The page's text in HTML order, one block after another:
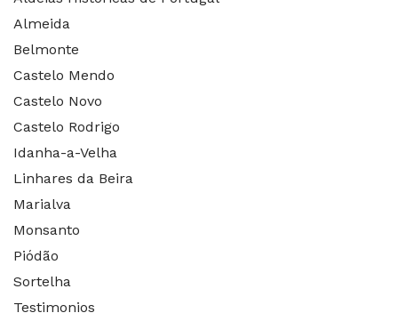
Almeida
Belmonte
Castelo Mendo
Castelo Novo
Castelo Rodrigo
Idanha-a-Velha
Linhares da Beira
Marialva
Monsanto
Piódão
Sortelha
Testimonios